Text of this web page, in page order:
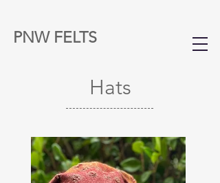
PNW FELTS
Hats